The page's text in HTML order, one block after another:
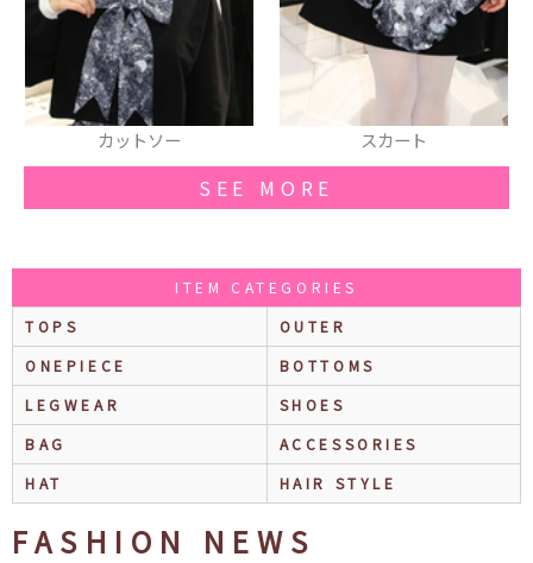
カットソー スカート
SEE MORE
ITEM CATEGORIES
TOPS
OUTER
ONEPIECE
BOTTOMS
LEGWEAR
SHOES
BAG
ACCESSORIES
HAT
HAIR STYLE
FASHION NEWS